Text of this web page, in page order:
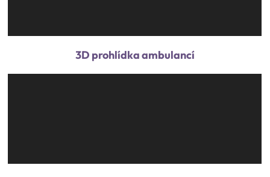
3D prohlídka ambulancí